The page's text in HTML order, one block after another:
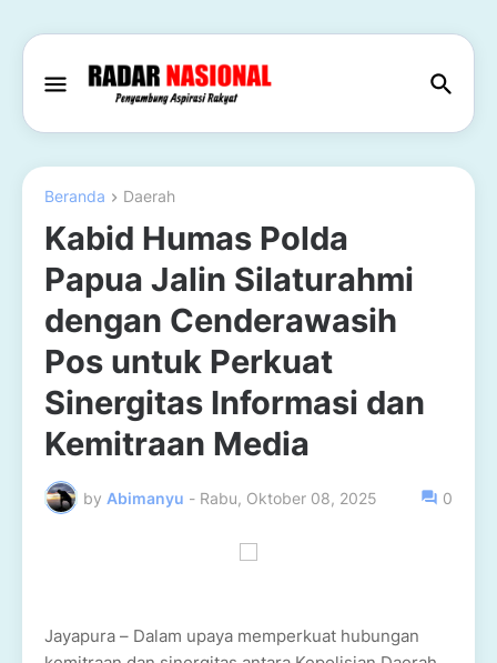
Beranda Daerah
Kabid Humas Polda
Papua Jalin Silaturahmi
dengan Cenderawasih
Pos untuk Perkuat
Sinergitas Informasi dan
Kemitraan Media
by Abimanyu - Rabu, Oktober 08, 2025 0
Jayapura – Dalam upaya memperkuat hubungan